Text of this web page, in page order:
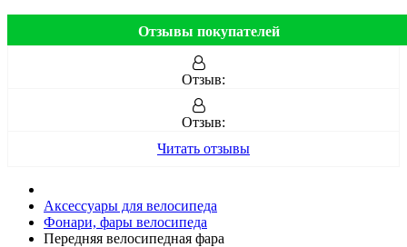
Отзывы покупателей
Отзыв:
Отзыв:
Читать отзывы
Аксессуары для велосипеда
Фонари, фары велосипеда
Передняя велосипедная фара